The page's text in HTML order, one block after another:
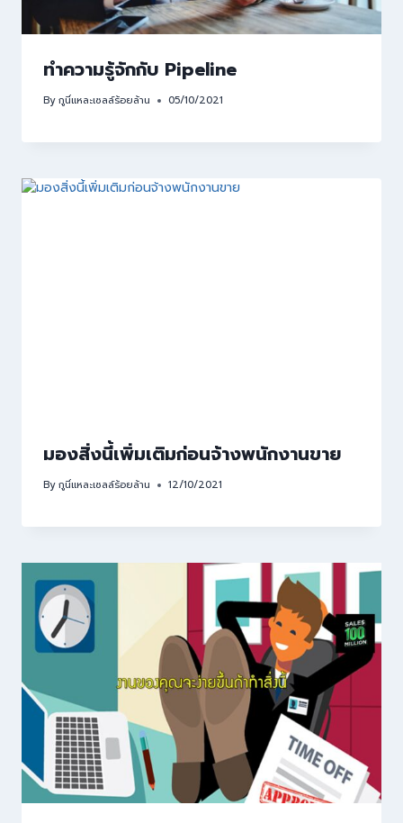
ทำความรู้จักกับ Pipeline
Byกูนี่แหละเซลล์ร้อยล้าน 05/10/2021
มองสิ่งนี้เพิ่มเติมก่อนจ้างพนักงานขาย
Byกูนี่แหละเซลล์ร้อยล้าน 12/10/2021